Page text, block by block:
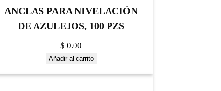
ANCLAS PARA NIVELACIÓN
DE AZULEJOS, 100 PZS
$ 0.00
Añadir al carrito